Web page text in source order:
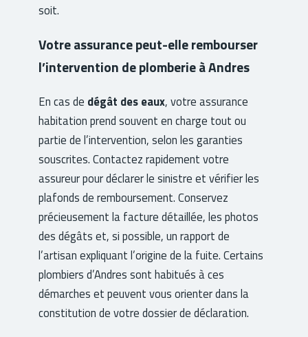
soit.
Votre assurance peut-elle rembourser
l’intervention de plomberie à Andres
En cas de dégât des eaux, votre assurance
habitation prend souvent en charge tout ou
partie de l’intervention, selon les garanties
souscrites. Contactez rapidement votre
assureur pour déclarer le sinistre et vérifier les
plafonds de remboursement. Conservez
précieusement la facture détaillée, les photos
des dégâts et, si possible, un rapport de
l’artisan expliquant l’origine de la fuite. Certains
plombiers d’Andres sont habitués à ces
démarches et peuvent vous orienter dans la
constitution de votre dossier de déclaration.